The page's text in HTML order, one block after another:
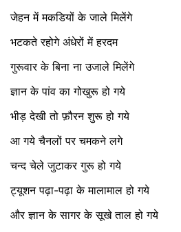
जेहन में मकडियों के जाले मिलेंगे
भटकते रहोगे अंधेरों में हरदम
गुरूवार के बिना ना उजाले मिलेंगे
ज्ञान के पांव का गोखुरू हो गये
भीड़ देखी तो फ़ौरन शुरू हो गये
आ गये चैनलों पर चमकने लगे
चन्द चेले जुटाकर गुरू हो गये
ट्यूशन पढ़ा-पढ़ा के मालामाल हो गये
और ज्ञान के सागर के सूखे ताल हो गये